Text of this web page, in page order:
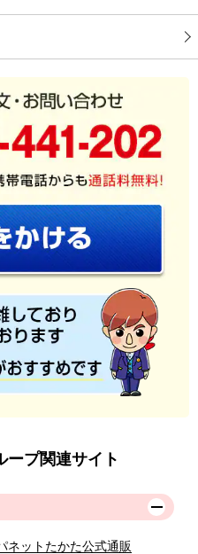
ープ関連サイト
ネットたかた公式通販